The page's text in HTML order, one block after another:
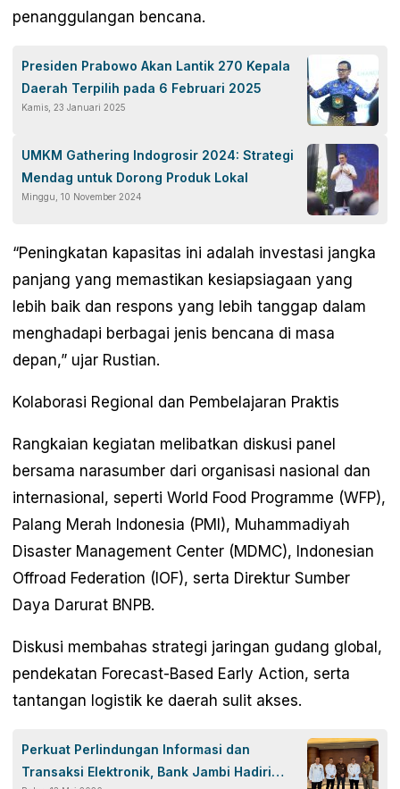
penanggulangan bencana.
Presiden Prabowo Akan Lantik 270 Kepala
Daerah Terpilih pada 6 Februari 2025
Kamis, 23 Januari 2025
UMKM Gathering Indogrosir 2024: Strategi
Mendag untuk Dorong Produk Lokal
Minggu, 10 November 2024
“Peningkatan kapasitas ini adalah investasi jangka
panjang yang memastikan kesiapsiagaan yang
lebih baik dan respons yang lebih tanggap dalam
menghadapi berbagai jenis bencana di masa
depan,” ujar Rustian.
Kolaborasi Regional dan Pembelajaran Praktis
Rangkaian kegiatan melibatkan diskusi panel
bersama narasumber dari organisasi nasional dan
internasional, seperti World Food Programme (WFP),
Palang Merah Indonesia (PMI), Muhammadiyah
Disaster Management Center (MDMC), Indonesian
Offroad Federation (IOF), serta Direktur Sumber
Daya Darurat BNPB.
Diskusi membahas strategi jaringan gudang global,
pendekatan Forecast-Based Early Action, serta
tantangan logistik ke daerah sulit akses.
Perkuat Perlindungan Informasi dan
Transaksi Elektronik, Bank Jambi Hadiri